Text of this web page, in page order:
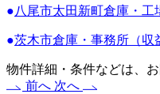
●八尾市太田新町倉庫・工
●茨木市倉庫・事務所（収
物件詳細・条件などは、
前へ 次へ